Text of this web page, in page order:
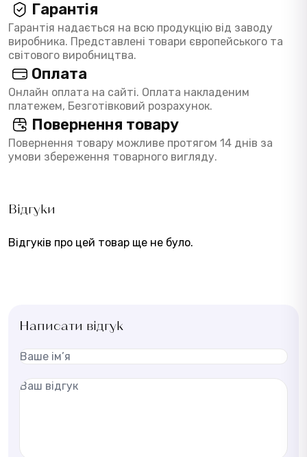
Гарантія
Гарантія надається на всю продукцію від заводу
виробника. Представлені товари європейського та
світового виробництва.
Оплата
Онлайн оплата на сайті. Оплата накладеним
платежем, Безготівковий розрахунок.
Повернення товару
Повернення товару можливе протягом 14 днів за
умови збереження товарного вигляду.
Відгуки
Відгуків про цей товар ще не було.
Написати відгук